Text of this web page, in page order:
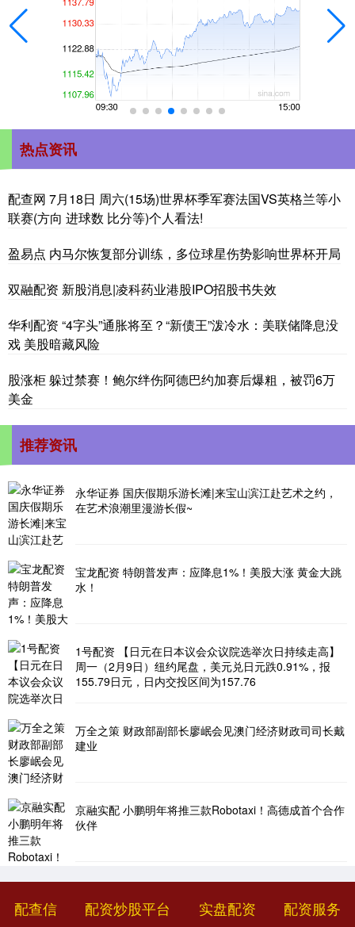
热点资讯
配查网 7月18日 周六(15场)世界杯季军赛法国VS英格兰等小
联赛(方向 进球数 比分等)个人看法!
盈易点 内马尔恢复部分训练，多位球星伤势影响世界杯开局
双融配资 新股消息|凌科药业港股IPO招股书失效
华利配资 “4字头”通胀将至？“新债王”泼冷水：美联储降息没
戏 美股暗藏风险
股涨柜 躲过禁赛！鲍尔绊伤阿德巴约加赛后爆粗，被罚6万
美金
推荐资讯
永华证券 国庆假期乐游长滩|来宝山滨江赴艺术之约，
在艺术浪潮里漫游长假~
宝龙配资 特朗普发声：应降息1%！美股大涨 黄金大跳
水！
1号配资 【日元在日本议会众议院选举次日持续走高】
周一（2月9日）纽约尾盘，美元兑日元跌0.91%，报
155.79日元，日内交投区间为157.76
万全之策 财政部副部长廖岷会见澳门经济财政司司长戴
建业
京融实配 小鹏明年将推三款Robotaxi！高德成首个合作
伙伴
配查信 配资炒股平台 实盘配资 配资服务